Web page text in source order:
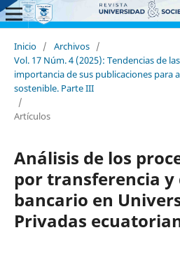
Inicio / Archivos /
Vol. 17 Núm. 4 (2025): Tendencias de
importancia de sus publicaciones para
sostenible. Parte III
/
Artículos
Análisis de los
por transferencia y
bancario en
Privadas